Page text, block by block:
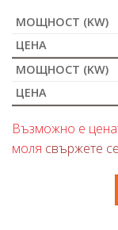
Възможно е
моля свържете